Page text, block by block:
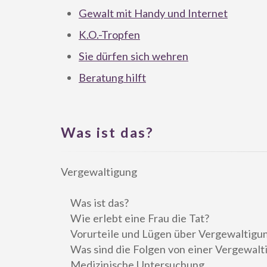
Gewalt mit Handy und Internet
K.O.-Tropfen
Sie dürfen sich wehren
Beratung hilft
Was ist das?
Vergewaltigung
Was ist das?
Wie erlebt eine Frau die Tat?
Vorurteile und Lügen über
Was sind die Folgen von einer